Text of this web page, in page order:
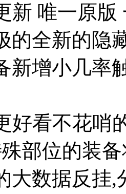
新 唯一原
的全新的隐
新增小几率
好看不花哨
部位的装
大数据反挂